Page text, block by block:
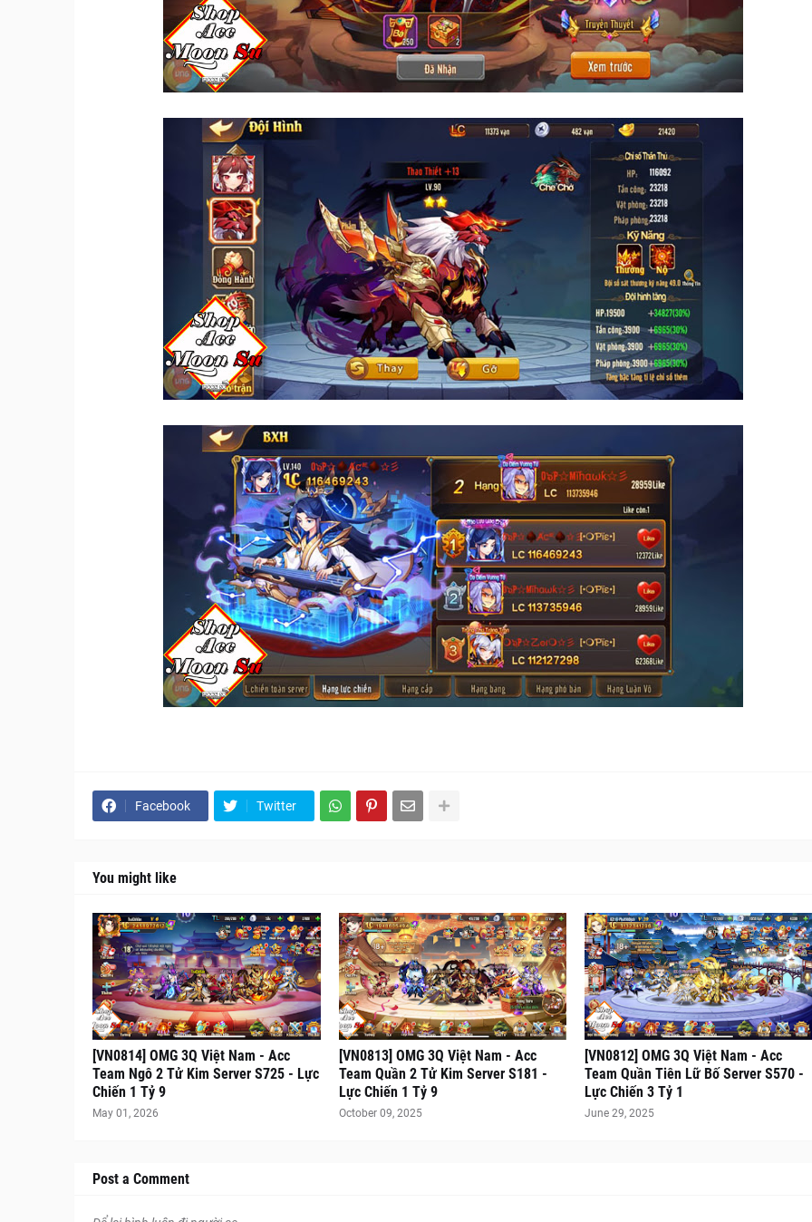
Facebook Twitter
You might like
[VN0814] OMG 3Q Việt Nam - Acc
Team Ngô 2 Tử Kim Server S725 - Lực
Chiến 1 Tỷ 9
May 01, 2026
[VN0813] OMG 3Q Việt Nam - Acc
Team Quần 2 Tử Kim Server S181 -
Lực Chiến 1 Tỷ 9
October 09, 2025
[VN0812] OMG 3Q Việt Nam - Acc
Team Quần Tiên Lữ Bố Server S570 -
Lực Chiến 3 Tỷ 1
June 29, 2025
Post a Comment